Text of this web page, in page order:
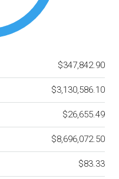
$347,842.90
$3,130,586.10
$26,655.49
$8,696,072.50
$83.33